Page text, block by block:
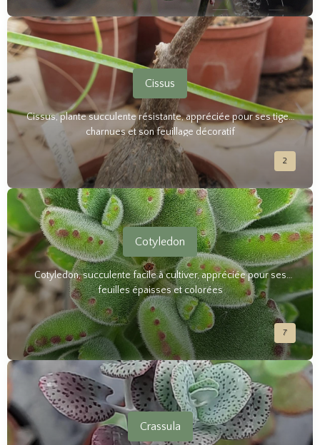
Cissus
Cissus, plante succulente résistante, appréciée pour ses tiges
charnues et son feuillage décoratif
2
Cotyledon
Cotyledon, succulente facile à cultiver, appréciée pour ses
feuilles épaisses et colorées
7
Crassula